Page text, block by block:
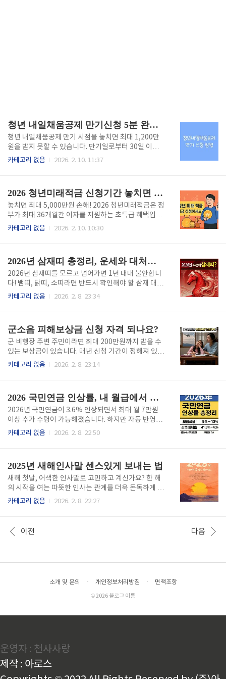
청년 내일채움공제 만기신청 5분 완벽 가이드
청년 내일채움공제 만기 시점을 놓치면 최대 1,200만
원을 받지 못할 수 있습니다. 만기일로부터 30일 이내
신청하지 않으면 지급이 지연되거나 복잡해지는데, 의
절차청년 내일채움공제는 2년형 또는 5년형 만기일로
부터 신청이 가능합니다. 만기일은 가입증서에 명시된
날짜이며, 만기일 이후 언제든 신청할 수 있지만 가능한
빠르게 신청하는 것이 좋습니다. 중소벤처기업진흥공
단 청년내일채움공제 홈페이지나 고용센터를 통해 온
기업진흥공단 홈페이지에서 즉시 ..
카테고리 없음 2026. 2. 10. 11:37
2026 청년미래적금 신청기간 놓치면 후회합니다
놓치면 최대 5,000만원 손해! 2026 청년미래적금은 정
부가 최대 36개월간 이자를 지원하는 초특급 혜택입니
다. 신청기간만 제대로 확인하면 누구나 받을 수 있는
청년미래적금 신청은 상반기와 하반기로 나뉘어 진행
됩니다. 1차 신청은 3월 3일부터 3월 31일까지, 2차 신
청은 9월 2일부터 9월 30일까지 접수됩니다. 선착순이
아닌 기간 내 신청자 전원을 대상으로 심사하므로, 마감
일 전 여유 있게 준비하는 것이 중요합니다. 신청 당일
카테고리 없음 2026. 2. 10. 10:30
2026년 삼재띠 총정리, 운세와 대처법까지
2026년 삼재띠를 모르고 넘어가면 1년 내내 불안합니
다! 뱀띠, 닭띠, 소띠라면 반드시 확인해야 할 삼재 대비
법과 액막이 방법을 지금 바로 알려드립니다. 5분만 투
3년생), 닭띠(1969년, 1981년, 1993년, 2005년, 201
7년생), 소띠(1973년, 1985년, 1997년, 2009년, 202
1년생)가 삼재에 해당됩니다. 뱀띠는 들삼재로 시작 단
계, 닭띠는 눌삼재로 가장 조심해야 할 시기, 소띠는 날
삼재로 마무리 단계에 접어듭니다. 각 띠별로 주의해야
카테고리 없음 2026. 2. 8. 23:34
군소음 피해보상금 신청 자격 되나요?
군 비행장 주변 주민이라면 최대 200만원까지 받을 수
있는 보상금이 있습니다. 매년 신청 기간이 정해져 있어
놓치면 1년을 기다려야 하는데, 신청 방법을 모르는 분
변 소음대책지역 내에 주소를 둔 주민이라면 누구나 신
청할 수 있습니다. 소음대책지역은 1~3구역으로 나뉘
며, 국방부 항공작전사령부 홈페이지에서 본인 주소지
를 입력하면 해당 여부를 즉시 확인할 수 있습니다. 전
입 후 3개월 이상 거주한 경우부터 자격이 주어지며, 임
온라..
카테고리 없음 2026. 2. 8. 23:14
2026 국민연금 인상률, 내 월급에서 얼마나 더 나갈까?
2026년 국민연금이 3.6% 인상되면서 최대 월 7만원
이상 추가 수령이 가능해졌습니다. 하지만 자동 반영되
지 않는 항목들이 있어 신청하지 않으면 놓치는 분들이
반영하여 3.6% 인상되었습니다. 기존 월 100만원 수급
자는 약 36,000원, 200만원 수급자는 72,000원이 추
가로 지급됩니다. 인상분은 2026년 1월분부터 자동 적
용되며, 기초연금 수급자는 연금액 변동에 따라 기초연
금액도 재산정될 수 있습니다.요약: 3.6% 인상으로 월
국민연금 인상률 확인하기 추가 신..
카테고리 없음 2026. 2. 8. 22:50
2025년 새해인사말 센스있게 보내는 법
새해 첫날, 어색한 인사말로 고민하고 계신가요? 한 해
의 시작을 여는 따뜻한 인사는 관계를 더욱 돈독하게 만
드는 중요한 순간입니다. 상황별로 딱 맞는 새해 인사말
과의 관계, 상황에 따라 달라져야 합니다. 가족, 직장 상
사, 친구, 거래처 등 각 상황에 맞는 인사말을 준비하면
하고 따뜻한 표현이 효과적입니다.요약: 상대방과의 관
네세요. 3분 완성 새해 메시지 작성법가족에게 보내는
따뜻한 인사가족에게는 건강과 행복을 기원하는 진심..
카테고리 없음 2026. 2. 8. 22:27
이전 다음
소개 및 문의 · 개인정보처리방침 · 면책조항
© 2026 블로그 이름
운영자 : 천사사랑
제작 : 아로스